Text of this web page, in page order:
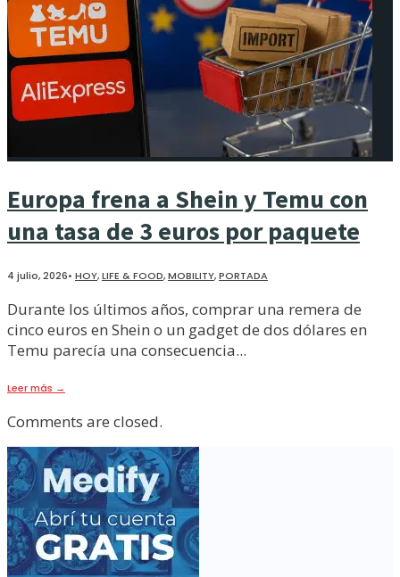
Europa frena a Shein y Temu con
una tasa de 3 euros por paquete
4 julio, 2026• HOY,LIFE & FOOD,MOBILITY,PORTADA
Durante los últimos años, comprar una remera de
cinco euros en Shein o un gadget de dos dólares en
Temu parecía una consecuencia...
Leer más →
Comments are closed.